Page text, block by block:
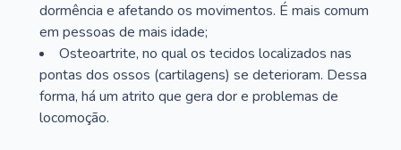
dormência e afetando os movimentos. É mais comum
em pessoas de mais idade;
Osteoartrite, no qual os tecidos localizados nas
pontas dos ossos (cartilagens) se deterioram. Dessa
forma, há um atrito que gera dor e problemas de
locomoção.